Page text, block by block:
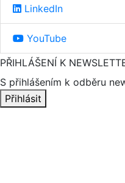
LinkedIn
YouTube
PŘIHLÁŠENÍ K
S přihlášením k odběru
Přihlásit